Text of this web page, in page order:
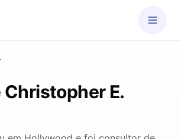
Christopher E.